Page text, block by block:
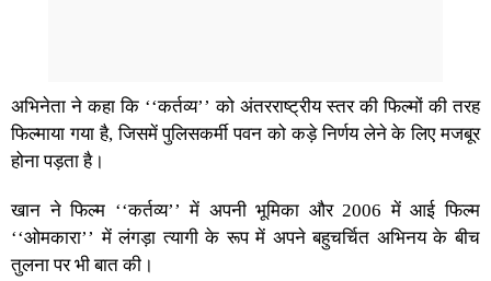
अभिनेता ने कहा कि ‘‘कर्तव्य’’ को अंतरराष्ट्रीय स्तर की फिल्मों की तरह
फिल्माया गया है, जिसमें पुलिसकर्मी पवन को कड़े निर्णय लेने के लिए मजबूर
होना पड़ता है।
खान ने फिल्म ‘‘कर्तव्य’’ में अपनी भूमिका और 2006 में आई फिल्म
‘‘ओमकारा’’ में लंगड़ा त्यागी के रूप में अपने बहुचर्चित अभिनय के बीच
तुलना पर भी बात की।